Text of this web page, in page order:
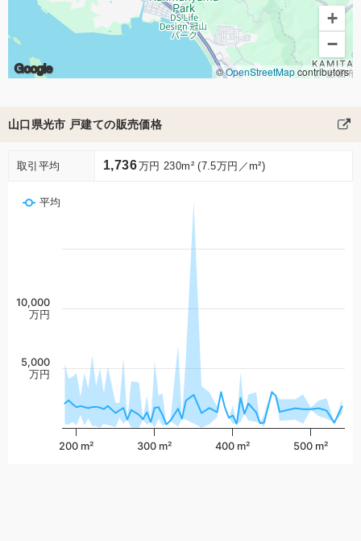
Google
+
−
©OpenStreetMapcontributors
山口県光市 戸建ての販売価格
取引平均 1,736万円 230m² (7.5万円／m²)
平均
200 m² 300 m² 400 m² 500 m²
5,000
万円
10,000
万円